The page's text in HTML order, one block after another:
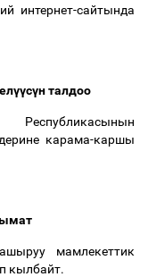
интернет-сайтында
үүсүн талдоо
карама-каршы
мамлекеттик
кылбайт.